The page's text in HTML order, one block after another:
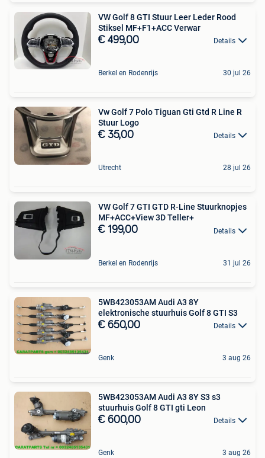
VW Golf 8 GTI Stuur Leer Leder Rood
Stiksel MF+F1+ACC Verwar
€ 499,00 Details
Berkel en Rodenrijs 30 jul 26
Vw Golf 7 Polo Tiguan Gti Gtd R Line R
Stuur Logo
€ 35,00 Details
Utrecht 28 jul 26
VW Golf 7 GTI GTD R-Line Stuurknopjes
MF+ACC+View 3D Teller+
€ 199,00 Details
Berkel en Rodenrijs 31 jul 26
5WB423053AM Audi A3 8Y
elektronische stuurhuis Golf 8 GTI S3
€ 650,00 Details
Genk 3 aug 26
5WB423053AM Audi A3 8Y S3 s3
stuurhuis Golf 8 GTI gti Leon
€ 600,00 Details
Genk 3 aug 26